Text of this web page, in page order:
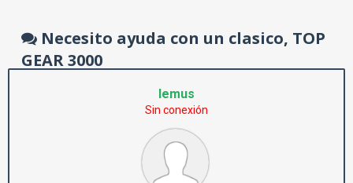
Necesito ayuda con un clasico, TOP
GEAR 3000
lemus
Sin conexión